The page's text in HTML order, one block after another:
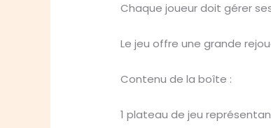
Chaque joueur doit gérer
Le jeu offre une grande
Contenu de la boîte :
1 plateau de jeu